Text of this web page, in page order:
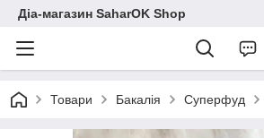
Діа-магазин SaharOK Shop
Товари Бакалія Суперфуд